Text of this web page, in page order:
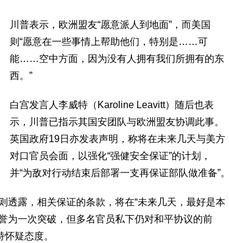
川普表示，欧洲盟友“愿意派人到地面”，而美国
则“愿意在一些事情上帮助他们，特别是……可
能……空中方面，因为没有人拥有我们所拥有的东
西。”
白宫发言人李威特（Karoline Leavitt）随后也表
示，川普已指示其国安团队与欧洲盟友协调此事。
英国政府19日亦发表声明，称将在未来几天与美方
对口官员会面，以强化“强健安全保证”的计划，
并“为敌对行动结束后部署一支再保证部队做准备”。
透露，相关保证的条款，将在“未来几天，最好是本
为一次突破，但多名官员私下仍对和平协议的前
疑态度。